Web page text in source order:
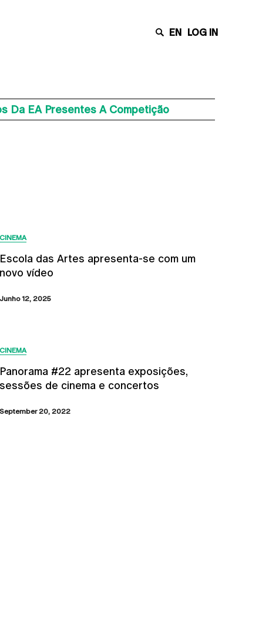
EN LOG IN
Da EA Presentes A Competição
CINEMA
Escola das Artes apresenta-se com um
novo vídeo
Junho 12, 2025
CINEMA
Panorama #22 apresenta exposições,
sessões de cinema e concertos
September 20, 2022